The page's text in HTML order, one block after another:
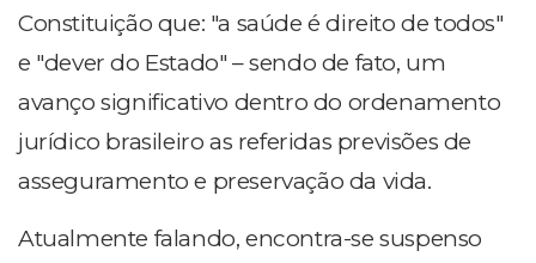
Constituição que: "a saúde é direito de todos"
e "dever do Estado" – sendo de fato, um
avanço significativo dentro do ordenamento
jurídico brasileiro as referidas previsões de
asseguramento e preservação da vida.
Atualmente falando, encontra-se suspenso